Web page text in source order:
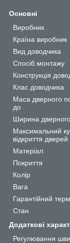
Основні
Виробник
Країна виробник
Вид доводчика
Спосіб монтажу
Конструкція
Клас доводчика
Маса дверного
до
Ширина
Максимальний
відкриття дверей
Матеріал
Покриття
Колір
Вага
Гарантійний
Стан
Додаткові
Регулювання